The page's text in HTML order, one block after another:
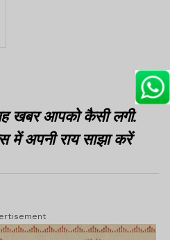
खबर आपको कैसी लगी.
में अपनी राय साझा करें